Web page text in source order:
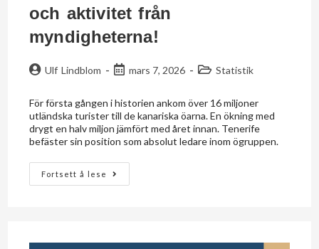
och aktivitet från
myndigheterna!
Ulf Lindblom mars 7, 2026 Statistik
För första gången i historien ankom över 16 miljoner
utländska turister till de kanariska öarna. En ökning med
drygt en halv miljon jämfört med året innan. Tenerife
befäster sin position som absolut ledare inom ögruppen.
Fortsett å lese